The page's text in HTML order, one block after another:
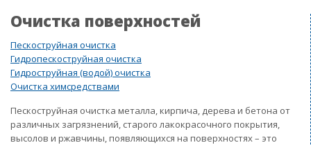
Очистка поверхностей
Пескоструйная очистка
Гидропескоструйная очистка
Гидроструйная (водой) очистка
Очистка химсредствами
Пескоструйная очистка металла, кирпича, дерева и бетона от
различных загрязнений, старого лакокрасочного покрытия,
высолов и ржавчины, появляющихся на поверхностях – это